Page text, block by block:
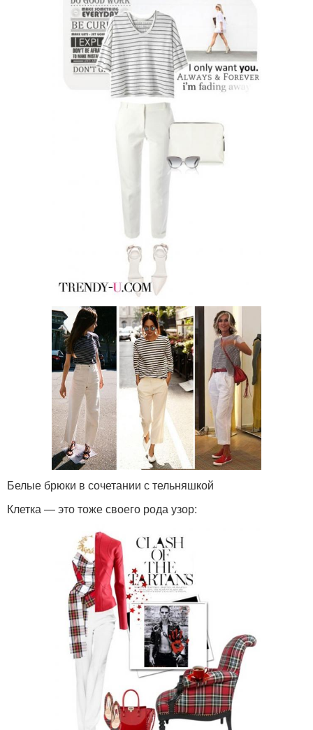
Белые брюки в сочетании с тельняшкой
Клетка — это тоже своего рода узор: